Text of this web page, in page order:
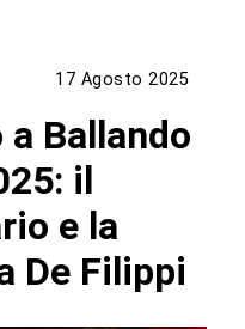
17 Agosto 2025
a Ballando
il
e la
De Filippi